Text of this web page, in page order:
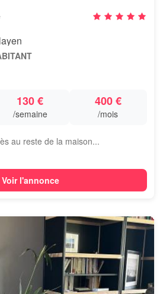
130 €
/semaine
400 €
/mois
au reste de la maison...
Voir l'annonce